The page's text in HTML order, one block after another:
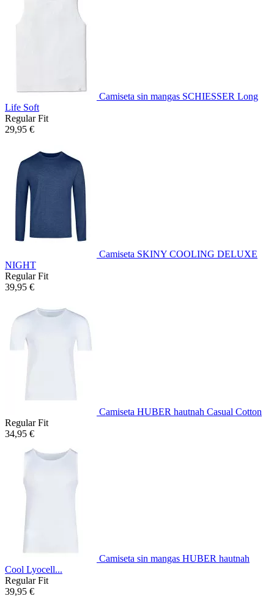
Camiseta sin mangas SCHIESSER Long
Life Soft
Regular Fit
29,95 €
Camiseta SKINY COOLING DELUXE
NIGHT
Regular Fit
39,95 €
Camiseta HUBER hautnah Casual Cotton
Regular Fit
34,95 €
Camiseta sin mangas HUBER hautnah
Cool Lyocell...
Regular Fit
39,95 €